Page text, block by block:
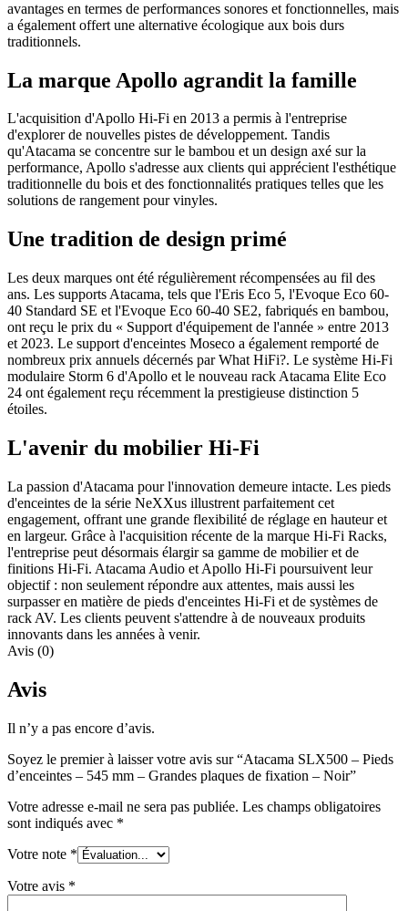
avantages en termes de performances sonores et fonctionnelles, mais
a également offert une alternative écologique aux bois durs
traditionnels.
La marque Apollo agrandit la famille
L'acquisition d'Apollo Hi-Fi en 2013 a permis à l'entreprise
d'explorer de nouvelles pistes de développement. Tandis
qu'Atacama se concentre sur le bambou et un design axé sur la
performance, Apollo s'adresse aux clients qui apprécient l'esthétique
traditionnelle du bois et des fonctionnalités pratiques telles que les
solutions de rangement pour vinyles.
Une tradition de design primé
Les deux marques ont été régulièrement récompensées au fil des
ans. Les supports Atacama, tels que l'Eris Eco 5, l'Evoque Eco 60-
40 Standard SE et l'Evoque Eco 60-40 SE2, fabriqués en bambou,
ont reçu le prix du « Support d'équipement de l'année » entre 2013
et 2023. Le support d'enceintes Moseco a également remporté de
nombreux prix annuels décernés par What HiFi?. Le système Hi-Fi
modulaire Storm 6 d'Apollo et le nouveau rack Atacama Elite Eco
24 ont également reçu récemment la prestigieuse distinction 5
étoiles.
L'avenir du mobilier Hi-Fi
La passion d'Atacama pour l'innovation demeure intacte. Les pieds
d'enceintes de la série NeXXus illustrent parfaitement cet
engagement, offrant une grande flexibilité de réglage en hauteur et
en largeur. Grâce à l'acquisition récente de la marque Hi-Fi Racks,
l'entreprise peut désormais élargir sa gamme de mobilier et de
finitions Hi-Fi. Atacama Audio et Apollo Hi-Fi poursuivent leur
objectif : non seulement répondre aux attentes, mais aussi les
surpasser en matière de pieds d'enceintes Hi-Fi et de systèmes de
rack AV. Les clients peuvent s'attendre à de nouveaux produits
innovants dans les années à venir.
Avis (0)
Avis
Il n’y a pas encore d’avis.
Soyez le premier à laisser votre avis sur “Atacama SLX500 – Pieds
d’enceintes – 545 mm – Grandes plaques de fixation – Noir”
Votre adresse e-mail ne sera pas publiée. Les champs obligatoires
sont indiqués avec *
Votre note *
Votre avis *